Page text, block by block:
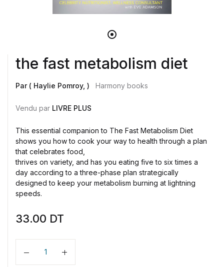
the fast metabolism diet
Par ( Haylie Pomroy, ) Harmony books
Vendu par LIVRE PLUS
This essential companion to The Fast Metabolism Diet
shows you how to cook your way to health through a plan
that celebrates food,
thrives on variety, and has you eating five to six times a
day according to a three-phase plan strategically
designed to keep your metabolism burning at lightning
speeds.
33.00 DT
Quantité